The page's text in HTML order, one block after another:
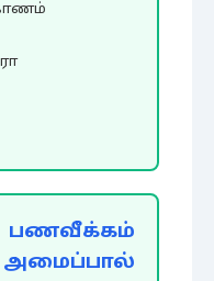
பணவீக்கம்
அமைப்பால்